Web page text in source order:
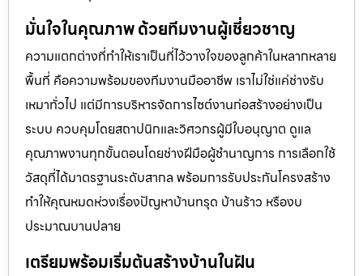
มั่นใจในคุณภาพ ด้วยทีมงานผู้เชี่ยวชาญ
ความแตกต่างที่ทำให้เราเป็นที่ไว้วางใจของลูกค้าในหลากหลาย
พื้นที่ คือความพร้อมของทีมงานมืออาชีพ เราไม่ใช่แค่ช่างรับ
เหมาทั่วไป แต่มีการบริหารจัดการไซต์งานก่อสร้างอย่างเป็น
ระบบ ควบคุมโดยสถาปนิกและวิศวกรผู้มีใบอนุญาต ดูแล
คุณภาพงานทุกขั้นตอนโดยช่างฝีมือผู้ชำนาญการ การเลือกใช้
วัสดุที่ได้มาตรฐานระดับสากล พร้อมการรับประกันโครงสร้าง
ทำให้คุณหมดห่วงเรื่องปัญหาบ้านทรุด บ้านร้าว หรืองบ
ประมาณบานปลาย
เตรียมพร้อมเริ่มต้นสร้างบ้านในฝัน